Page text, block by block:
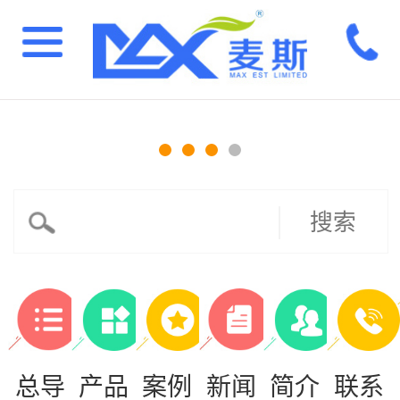
搜索
总导 产品 案例 新闻 简介 联系